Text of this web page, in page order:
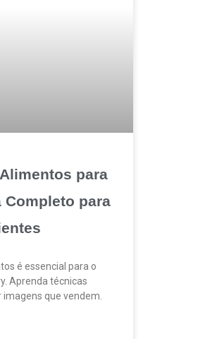
para
Completo para
é essencial para o
Aprenda técnicas
que vendem.